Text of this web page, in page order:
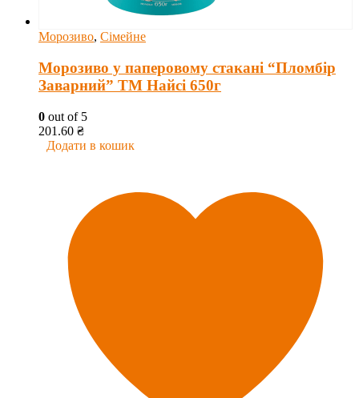
Морозиво, Сімейне
Морозиво у паперовому стакані “Пломбір
Заварний” ТМ Найсі 650г
0 out of 5
201.60 ₴
Додати в кошик